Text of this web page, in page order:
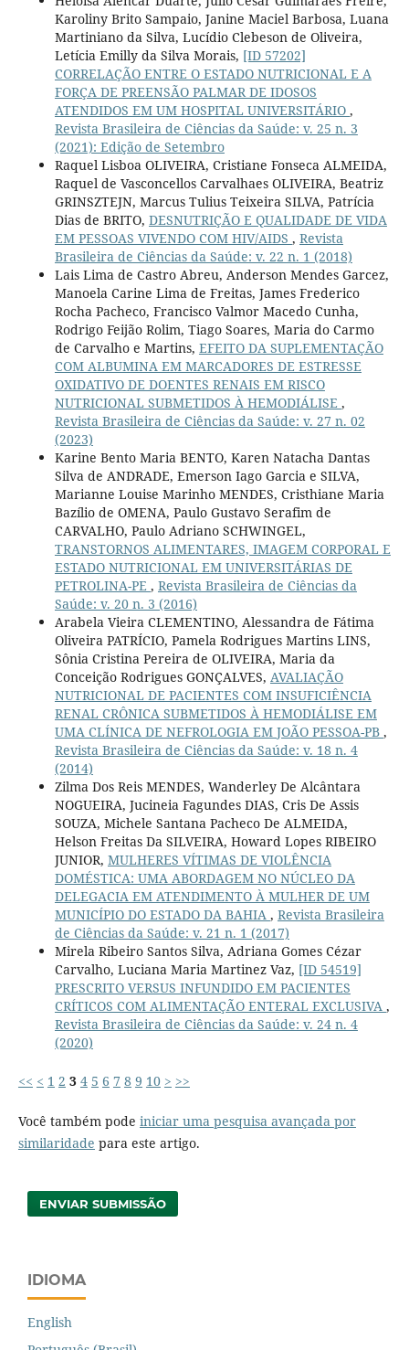
Karoliny Brito Sampaio, Janine Maciel Barbosa, Luana
Martiniano da Silva, Lucídio Clebeson de Oliveira,
Letícia Emilly da Silva Morais, [ID 57202]
CORRELAÇÃO ENTRE O ESTADO NUTRICIONAL E A
FORÇA DE PREENSÃO PALMAR DE IDOSOS
ATENDIDOS EM UM HOSPITAL UNIVERSITÁRIO ,
Revista Brasileira de Ciências da Saúde: v. 25 n. 3
(2021): Edição de Setembro
Raquel Lisboa OLIVEIRA, Cristiane Fonseca ALMEIDA,
Raquel de Vasconcellos Carvalhaes OLIVEIRA, Beatriz
GRINSZTEJN, Marcus Tulius Teixeira SILVA, Patrícia
Dias de BRITO, DESNUTRIÇÃO E QUALIDADE DE VIDA
EM PESSOAS VIVENDO COM HIV/AIDS , Revista
Brasileira de Ciências da Saúde: v. 22 n. 1 (2018)
Lais Lima de Castro Abreu, Anderson Mendes Garcez,
Manoela Carine Lima de Freitas, James Frederico
Rocha Pacheco, Francisco Valmor Macedo Cunha,
Rodrigo Feijão Rolim, Tiago Soares, Maria do Carmo
de Carvalho e Martins, EFEITO DA SUPLEMENTAÇÃO
COM ALBUMINA EM MARCADORES DE ESTRESSE
OXIDATIVO DE DOENTES RENAIS EM RISCO
NUTRICIONAL SUBMETIDOS À HEMODIÁLISE ,
Revista Brasileira de Ciências da Saúde: v. 27 n. 02
(2023)
Karine Bento Maria BENTO, Karen Natacha Dantas
Silva de ANDRADE, Emerson Iago Garcia e SILVA,
Marianne Louise Marinho MENDES, Cristhiane Maria
Bazílio de OMENA, Paulo Gustavo Serafim de
CARVALHO, Paulo Adriano SCHWINGEL,
TRANSTORNOS ALIMENTARES, IMAGEM CORPORAL E
ESTADO NUTRICIONAL EM UNIVERSITÁRIAS DE
PETROLINA-PE , Revista Brasileira de Ciências da
Saúde: v. 20 n. 3 (2016)
Arabela Vieira CLEMENTINO, Alessandra de Fátima
Oliveira PATRÍCIO, Pamela Rodrigues Martins LINS,
Sônia Cristina Pereira de OLIVEIRA, Maria da
Conceição Rodrigues GONÇALVES, AVALIAÇÃO
NUTRICIONAL DE PACIENTES COM INSUFICIÊNCIA
RENAL CRÔNICA SUBMETIDOS À HEMODIÁLISE EM
UMA CLÍNICA DE NEFROLOGIA EM JOÃO PESSOA-PB ,
Revista Brasileira de Ciências da Saúde: v. 18 n. 4
(2014)
Zilma Dos Reis MENDES, Wanderley De Alcântara
NOGUEIRA, Jucineia Fagundes DIAS, Cris De Assis
SOUZA, Michele Santana Pacheco De ALMEIDA,
Helson Freitas Da SILVEIRA, Howard Lopes RIBEIRO
JUNIOR, MULHERES VÍTIMAS DE VIOLÊNCIA
DOMÉSTICA: UMA ABORDAGEM NO NÚCLEO DA
DELEGACIA EM ATENDIMENTO À MULHER DE UM
MUNICÍPIO DO ESTADO DA BAHIA , Revista Brasileira
de Ciências da Saúde: v. 21 n. 1 (2017)
Mirela Ribeiro Santos Silva, Adriana Gomes Cézar
Carvalho, Luciana Maria Martinez Vaz, [ID 54519]
PRESCRITO VERSUS INFUNDIDO EM PACIENTES
CRÍTICOS COM ALIMENTAÇÃO ENTERAL EXCLUSIVA ,
Revista Brasileira de Ciências da Saúde: v. 24 n. 4
(2020)
<< < 1 2 3 4 5 6 7 8 9 10 > >>
Você também pode iniciar uma pesquisa avançada por
similaridade para este artigo.
ENVIAR SUBMISSÃO
IDIOMA
English